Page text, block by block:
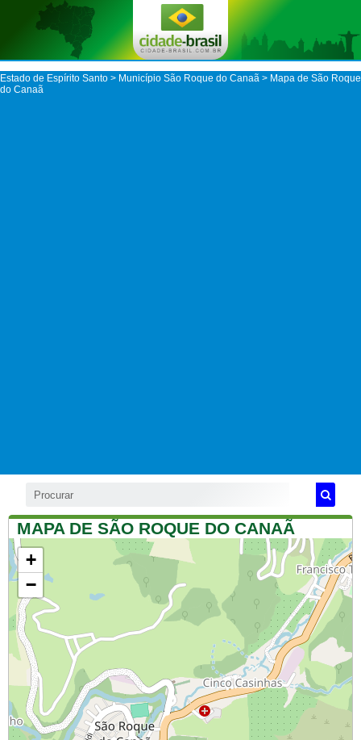
Estado de Espírito Santo > Município São Roque do Canaã > Mapa de São Roque
do Canaã
MAPA DE SÃO ROQUE DO CANAÃ
+
−